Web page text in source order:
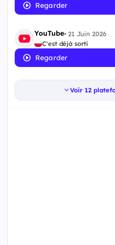
Regarder
YouTube• 21 Juin 2026
C'est déjà sorti
Regarder
Voir 12